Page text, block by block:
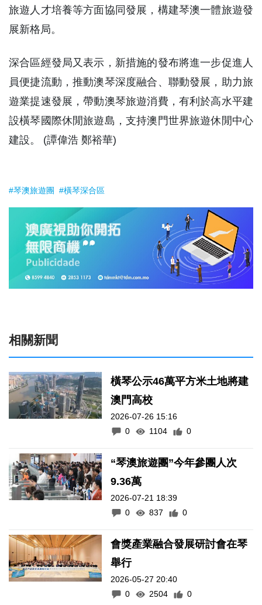
旅遊人才培養等方面協同發展，構建琴澳一體旅遊發
展新格局。
深合區經發局又表示，新措施的發布將進一步促進人
員便捷流動，推動澳琴深度融合、聯動發展，助力旅
遊業提速發展，帶動澳琴旅遊消費，有利於高水平建
設橫琴國際休閒旅遊島，支持澳門世界旅遊休閒中心
建設。 (譚偉浩 鄭裕華)
#琴澳旅遊團 #橫琴深合區
相關新聞
橫琴公示46萬平方米土地將建
澳門高校
2026-07-26 15:16
0
1104 0
“琴澳旅遊團”今年參團人次
9.36萬
2026-07-21 18:39
0
837 0
會獎產業融合發展研討會在琴
舉行
2026-05-27 20:40
0
2504 0